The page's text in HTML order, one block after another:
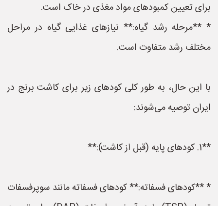
برای تعیین کمبودهای مواد مغذی در خاک است.
* **مرحله رشد گیاه:** نیازهای غذایی گیاه در مراحل
مختلف رشد متفاوت است.
با این حال، به طور کلی کودهای زیر برای کاشت برنج در
ایران توصیه می‌شوند:
**1. کودهای پایه (قبل از کاشت):**
* **کودهای فسفاته:** کودهای فسفاته مانند سوپرفسفات